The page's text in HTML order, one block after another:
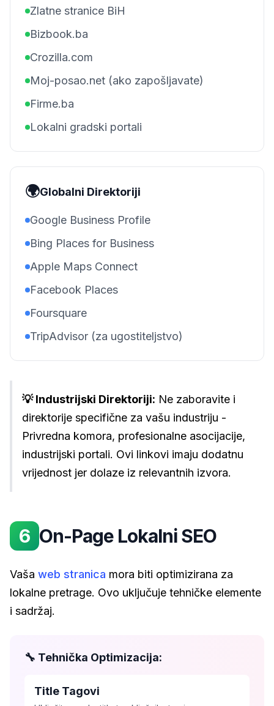
Zlatne stranice BiH
Bizbook.ba
Crozilla.com
Moj-posao.net (ako zapošljavate)
Firme.ba
Lokalni gradski portali
🌍Globalni Direktoriji
Google Business Profile
Bing Places for Business
Apple Maps Connect
Facebook Places
Foursquare
TripAdvisor (za ugostiteljstvo)
💡 Industrijski Direktoriji: Ne zaboravite i
direktorije specifične za vašu industriju -
Privredna komora, profesionalne asocijacije,
industrijski portali. Ovi linkovi imaju dodatnu
vrijednost jer dolaze iz relevantnih izvora.
6 On-Page Lokalni SEO
Vaša web stranica mora biti optimizirana za
lokalne pretrage. Ovo uključuje tehničke elemente
i sadržaj.
🔧 Tehnička Optimizacija:
Title Tagovi